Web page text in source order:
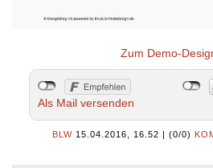
Zum Demo-
Als Mail versenden
BLW 15.04.2016, 16.52 | (0/0)